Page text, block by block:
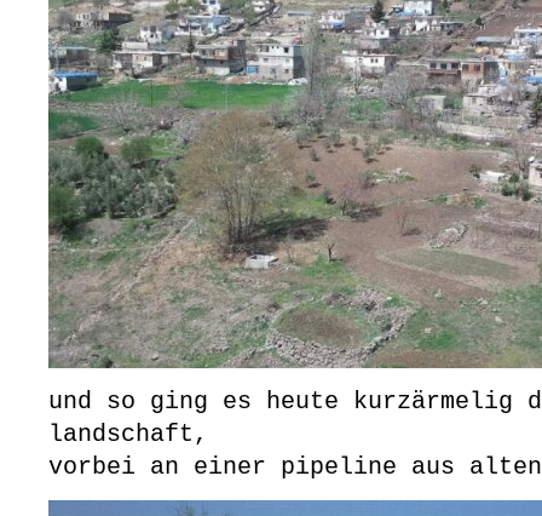
und so ging es heute kurzärmelig
landschaft,
vorbei an einer pipeline aus